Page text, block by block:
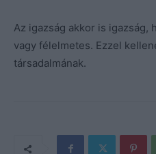
Az igazság akkor is igazság,
vagy félelmetes. Ezzel
társadalmának.